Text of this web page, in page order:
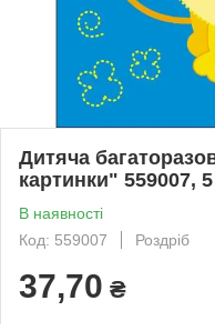
Дитяча
картинки" 559007,
В наявності
Код: 559007
Роздріб
37,70 ₴